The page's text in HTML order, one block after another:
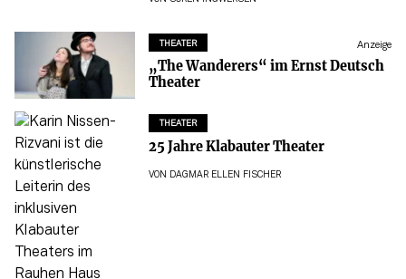
THEATER Anzeige
„The Wanderers“ im Ernst Deutsch
Theater
THEATER
25 Jahre Klabauter Theater
VON DAGMAR ELLEN FISCHER